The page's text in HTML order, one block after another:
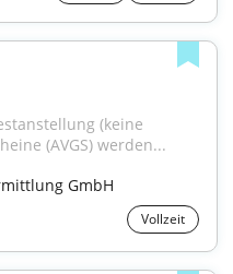
(keine
(AVGS) werden...
GmbH
Vollzeit